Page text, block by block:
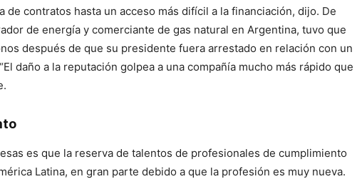
de contratos hasta un acceso más difícil a la financiación, dijo. De
de energía y comerciante de gas natural en Argentina, tuvo que
después de que su presidente fuera arrestado en relación con un
daño a la reputación golpea a una compañía mucho más rápido que
es que la reserva de talentos de profesionales de cumplimiento
Latina, en gran parte debido a que la profesión es muy nueva.